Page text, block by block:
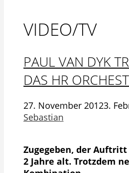
VIDEO/TV
PAUL VAN DYK
DAS HR
27. November 20123.
Sebastian
Zugegeben, der
2 Jahre alt. Trotzdem